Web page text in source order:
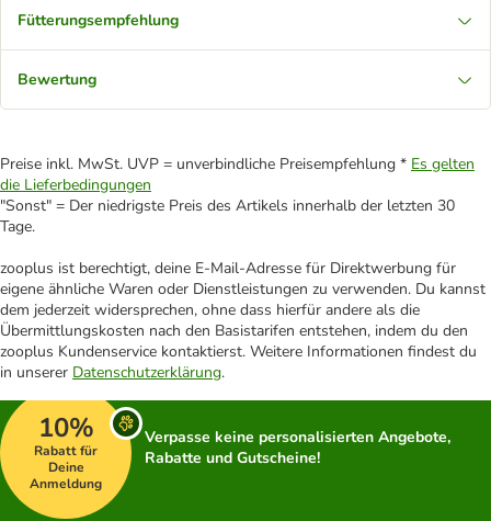
Fütterungsempfehlung
Bewertung
Preise inkl. MwSt. UVP = unverbindliche Preisempfehlung * Es gelten
die Lieferbedingungen
"Sonst" = Der niedrigste Preis des Artikels innerhalb der letzten 30
Tage.
zooplus ist berechtigt, deine E-Mail-Adresse für Direktwerbung für
eigene ähnliche Waren oder Dienstleistungen zu verwenden. Du kannst
dem jederzeit widersprechen, ohne dass hierfür andere als die
Übermittlungskosten nach den Basistarifen entstehen, indem du den
zooplus Kundenservice kontaktierst. Weitere Informationen findest du
in unserer Datenschutzerklärung.
10%
Rabatt für
Deine
Anmeldung
Verpasse keine personalisierten Angebote,
Rabatte und Gutscheine!